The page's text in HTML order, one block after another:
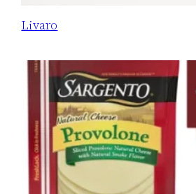
Livaro